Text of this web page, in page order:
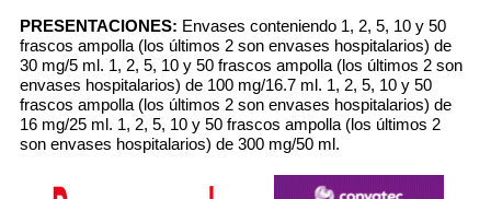
PRESENTACIONES: Envases conteniendo 1, 2, 5, 10 y 50
frascos ampolla (los últimos 2 son envases hospitalarios) de
30 mg/5 ml. 1, 2, 5, 10 y 50 frascos ampolla (los últimos 2 son
envases hospitalarios) de 100 mg/16.7 ml. 1, 2, 5, 10 y 50
frascos ampolla (los últimos 2 son envases hospitalarios) de
16 mg/25 ml. 1, 2, 5, 10 y 50 frascos ampolla (los últimos 2
son envases hospitalarios) de 300 mg/50 ml.